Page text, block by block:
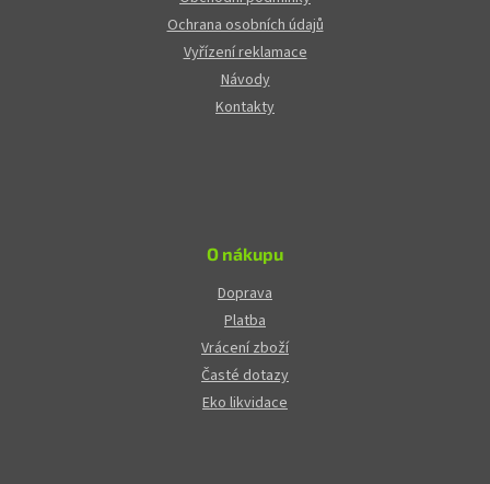
Ochrana osobních údajů
Vyřízení reklamace
Návody
Kontakty
O nákupu
Doprava
Platba
Vrácení zboží
Časté dotazy
Eko likvidace